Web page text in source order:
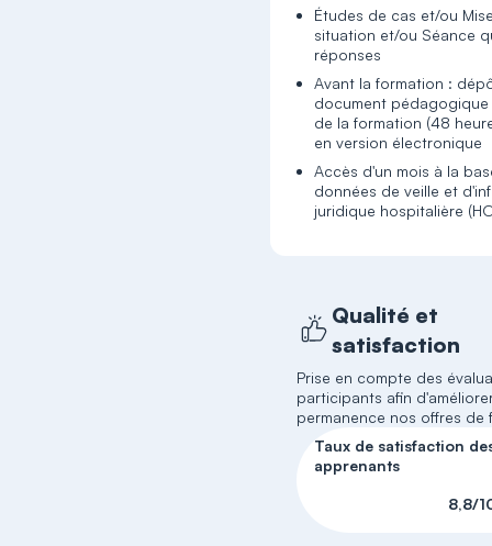
Études de cas et/ou
situation et/ou Séance
réponses
Avant la formation :
document
de la formation (48
en version électronique
Accès d'un mois à la
données de veille et
juridique hospitalière
Qualité et
satisfaction
Prise en compte des
participants afin
permanence nos offres de
Taux de satisfaction
apprenants
8,8/